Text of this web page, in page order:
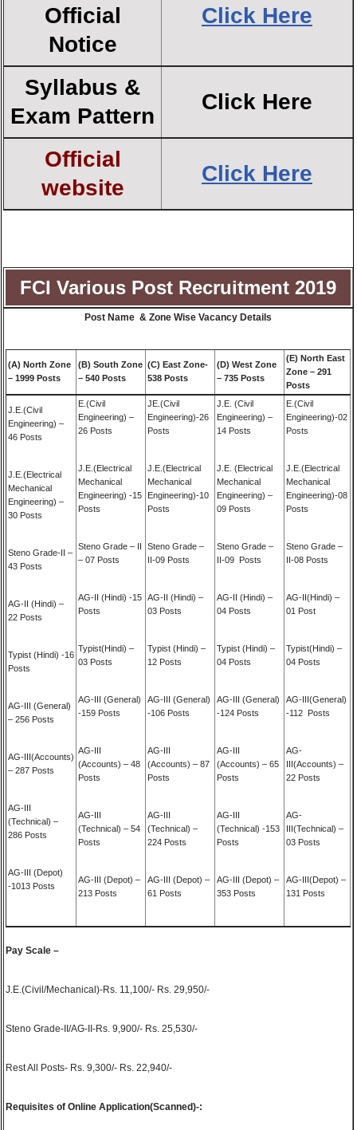
Official
Notice
Click Here
Syllabus &
Exam Pattern
Click Here
Official
website
Click Here
FCI Various Post Recruitment 2019
Post Name & Zone Wise Vacancy Details
(A) North Zone
– 1999 Posts
(B) South Zone
– 540 Posts
(C) East Zone-
538 Posts
(D) West Zone
– 735 Posts
(E) North East
Zone – 291
Posts
J.E.(Civil
Engineering) –
46 Posts
J.E.(Electrical
Mechanical
Engineering) –
30 Posts
Steno Grade-II –
43 Posts
AG-II (Hindi) –
22 Posts
Typist (Hindi) -16
Posts
AG-III (General)
– 256 Posts
AG-III(Accounts)
– 287 Posts
AG-III
(Technical) –
286 Posts
AG-III (Depot)
-1013 Posts
E.(Civil
Engineering) –
26 Posts
J.E.(Electrical
Mechanical
Engineering) -15
Posts
Steno Grade – II
– 07 Posts
AG-II (Hindi) -15
Posts
Typist(Hindi) –
03 Posts
AG-III (General)
-159 Posts
AG-III
(Accounts) – 48
Posts
AG-III
(Technical) – 54
Posts
AG-III (Depot) –
213 Posts
JE.(Civil
Engineering)-26
Posts
J.E.(Electrical
Mechanical
Engineering)-10
Posts
Steno Grade –
II-09 Posts
AG-II (Hindi) –
03 Posts
Typist (Hindi) –
12 Posts
AG-III (General)
-106 Posts
AG-III
(Accounts) – 87
Posts
AG-III
(Technical) –
224 Posts
AG-III (Depot) –
61 Posts
J.E. (Civil
Engineering) –
14 Posts
J.E. (Electrical
Mechanical
Engineering) –
09 Posts
Steno Grade –
II-09 Posts
AG-II (Hindi) –
04 Posts
Typist (Hindi) –
04 Posts
AG-III (General)
-124 Posts
AG-III
(Accounts) – 65
Posts
AG-III
(Technical) -153
Posts
AG-III (Depot) –
353 Posts
E.(Civil
Engineering)-02
Posts
J.E.(Electrical
Mechanical
Engineering)-08
Posts
Steno Grade –
II-08 Posts
AG-II(Hindi) –
01 Post
Typist(Hindi) –
04 Posts
AG-III(General)
-112 Posts
AG-
III(Accounts) –
22 Posts
AG-
III(Technical) –
03 Posts
AG-III(Depot) –
131 Posts
Pay Scale –
J.E.(Civil/Mechanical)-Rs. 11,100/- Rs. 29,950/-
Steno Grade-II/AG-II-Rs. 9,900/- Rs. 25,530/-
Rest All Posts- Rs. 9,300/- Rs. 22,940/-
Requisites of Online Application(Scanned)-: